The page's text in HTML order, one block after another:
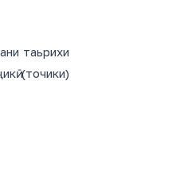
таьрихи
(точики)